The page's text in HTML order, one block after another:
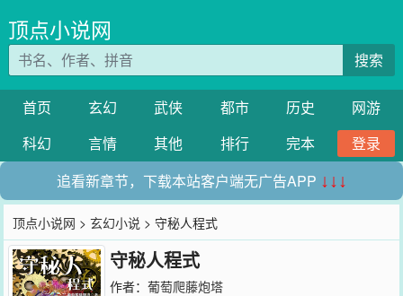
顶点小说网
搜索
首页 玄幻 武侠 都市 历史
网游
科幻
言情 其他 排行 完本
登录
追看新章节，下载本站客户端无广告APP ↓↓↓
顶点小说网 >玄幻小说 > 守秘人程式
守秘人程式
作者： 葡萄爬藤炮塔